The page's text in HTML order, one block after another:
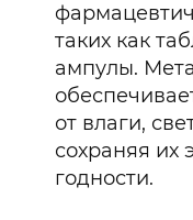
таких как
ампулы.
от влаги,
сохраняя их
годности.